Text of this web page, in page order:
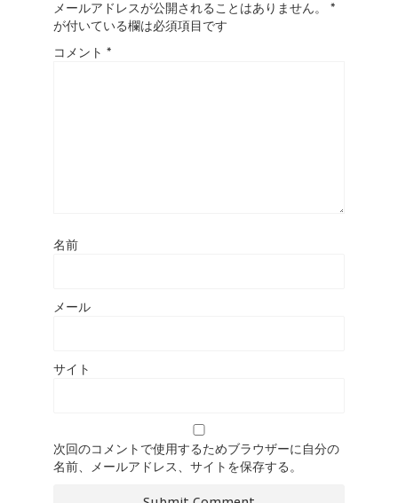
メールアドレスが公開されることはありません。
*
が付いている欄は必須項目です
コメント *
名前
メール
サイト
次回のコメントで使用するためブラウザーに自分の
名前、メールアドレス、サイトを保存する。